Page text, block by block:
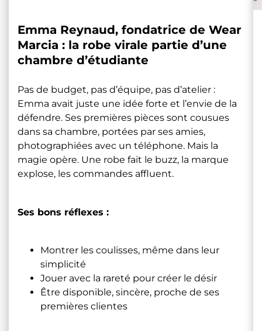
Emma Reynaud, fondatrice de Wear
Marcia : la robe virale partie d’une
chambre d’étudiante
Pas de budget, pas d’équipe, pas d’atelier :
Emma avait juste une idée forte et l’envie de la
défendre. Ses premières pièces sont cousues
dans sa chambre, portées par ses amies,
photographiées avec un téléphone. Mais la
magie opère. Une robe fait le buzz, la marque
explose, les commandes affluent.
Ses bons réflexes :
Montrer les coulisses, même dans leur
simplicité
Jouer avec la rareté pour créer le désir
Être disponible, sincère, proche de ses
premières clientes